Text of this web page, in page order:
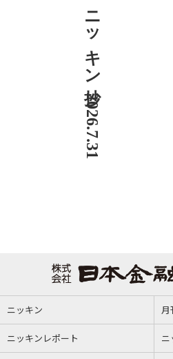
ニッキン抄 2026.7.31
ニッキン 月
ニッキンレポート ニ